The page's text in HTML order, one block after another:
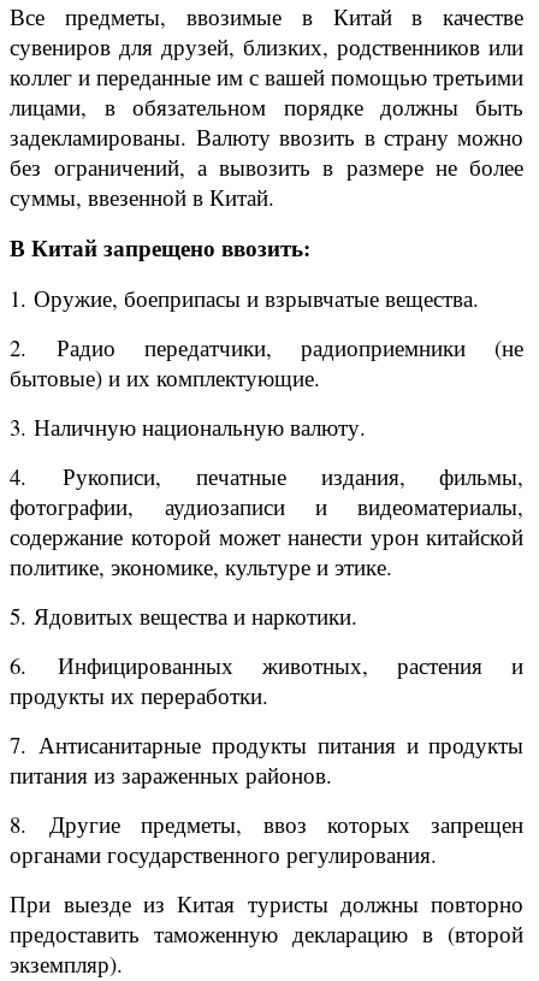
Все предметы, ввозимые в Китай в качестве
сувениров для друзей, близких, родственников или
коллег и переданные им с вашей помощью третьими
лицами, в обязательном порядке должны быть
задекламированы. Валюту ввозить в страну можно
без ограничений, а вывозить в размере не более
суммы, ввезенной в Китай.
В Китай запрещено ввозить:
1. Оружие, боеприпасы и взрывчатые вещества.
2. Радио передатчики, радиоприемники (не
бытовые) и их комплектующие.
3. Наличную национальную валюту.
4. Рукописи, печатные издания, фильмы,
фотографии, аудиозаписи и видеоматериалы,
содержание которой может нанести урон китайской
политике, экономике, культуре и этике.
5. Ядовитых вещества и наркотики.
6. Инфицированных животных, растения и
продукты их переработки.
7. Антисанитарные продукты питания и продукты
питания из зараженных районов.
8. Другие предметы, ввоз которых запрещен
органами государственного регулирования.
При выезде из Китая туристы должны повторно
предоставить таможенную декларацию в (второй
экземпляр).